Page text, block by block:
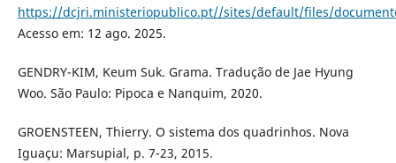
https://dcjri.ministeriopublico.pt//sites/default/files/
Acesso em: 12 ago. 2025.
GENDRY-KIM, Keum Suk. Grama. Tradução de Jae Hyung
Woo. São Paulo: Pipoca e Nanquim, 2020.
GROENSTEEN, Thierry. O sistema dos quadrinhos. Nova
Iguaçu: Marsupial, p. 7-23, 2015.